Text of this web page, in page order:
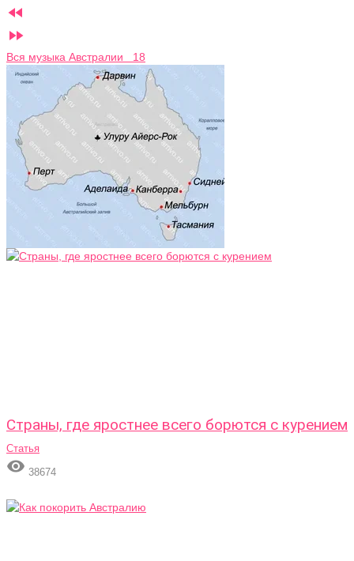


Вся музыка Австралии 18
Страны, где яростнее всего борются с курением
Статья
 38674